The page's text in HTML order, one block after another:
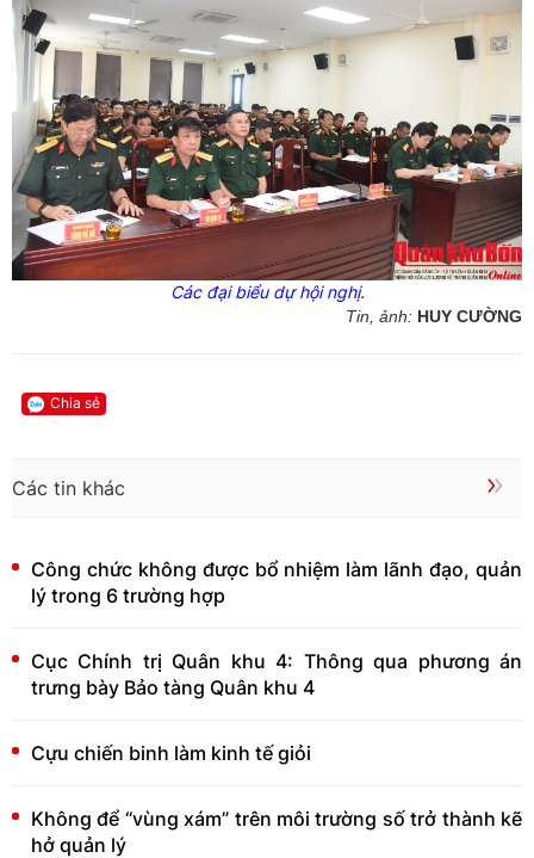
Các đại biểu dự hội nghị.
Tin, ảnh: HUY CƯỜNG
Chia sẻ
Các tin khác
Công chức không được bổ nhiệm làm lãnh đạo, quản
lý trong 6 trường hợp
Cục Chính trị Quân khu 4: Thông qua phương án
trưng bày Bảo tàng Quân khu 4
Cựu chiến binh làm kinh tế giỏi
Không để “vùng xám” trên môi trường số trở thành kẽ
hở quản lý